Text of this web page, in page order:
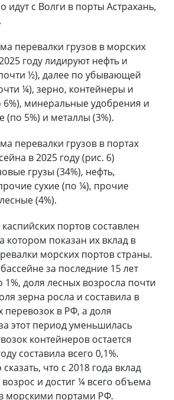
с Волги в порты Астрахань,
перевалки грузов в морских
году лидируют нефть и
½), далее по убывающей
¼), зерно, контейнеры и
6%), минеральные удобрения и
5%) и металлы (3%).
перевалки грузов в портах
в 2025 году (рис. 6)
грузы (34%), нефть,
сухие (по ¼), прочие
(4%).
портов составлен
котором показан их вклад в
морских портов страны.
за последние 15 лет
1%, доля лесных возросла почти
зерна росла и составила в
перевозок в РФ, а доля
этот период уменьшилась
контейнеров остается
составила всего 0,1%.
что с 2018 года вклад
и достиг ¼ всего объема
морскими портами РФ.